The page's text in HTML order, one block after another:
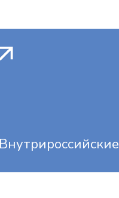
Внутрироссийские